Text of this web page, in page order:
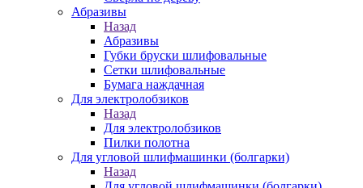
Абразивы
Назад
Абразивы
Губки бруски шлифовальные
Сетки шлифовальные
Бумага наждачная
Для электролобзиков
Назад
Для электролобзиков
Пилки полотна
Для угловой шлифмашинки (болгарки)
Назад